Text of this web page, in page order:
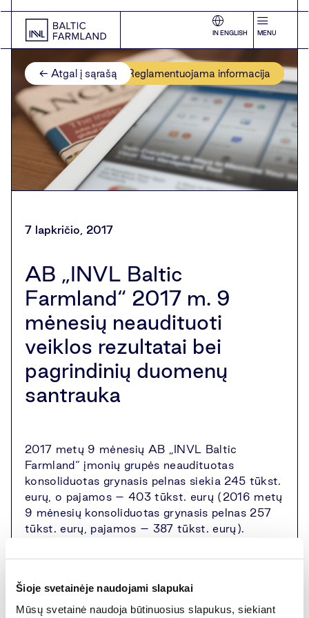
Šioje svetainėje naudojami slapukai
Mūsų svetainė naudoja būtinuosius slapukus, siekiant
IN ENGLISH MENU
← Atgal į sąrašą Reglamentuojama informacija
7 lapkričio, 2017
AB „INVL Baltic
Farmland“ 2017 m. 9
mėnesių neaudituoti
veiklos rezultatai bei
pagrindinių duomenų
santrauka
2017 metų 9 mėnesių AB „INVL Baltic
Farmland“ įmonių grupės neaudituotas
konsoliduotas grynasis pelnas siekia 245 tūkst.
eurų, o pajamos – 403 tūkst. eurų (2016 metų
9 mėnesių konsoliduotas grynasis pelnas 257
tūkst. eurų, pajamos – 387 tūkst. eurų).
Investicijų į žemės ūkio paskirties žemę